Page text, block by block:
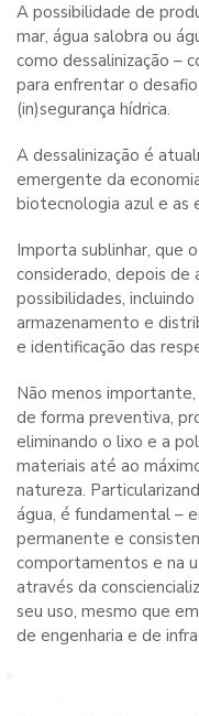
A possibilidade de
mar, água salobra ou
como dessalinização –
para enfrentar o
(in)segurança hídrica.
A dessalinização é
emergente da
biotecnologia azul e as
Importa sublinhar, que
considerado, depois de
possibilidades,
armazenamento e
e identificação das
Não menos
de forma preventiva,
eliminando o lixo e a
materiais até ao
natureza.
água, é fundamental –
permanente e
comportamentos e na
através da
seu uso, mesmo que
de engenharia e de